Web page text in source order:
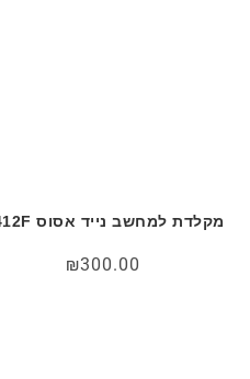
מקלדת למחשב נייד אסוס X412F
₪300.00